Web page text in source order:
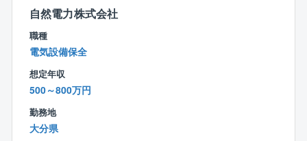
◎問題解決の達成感
設備の故障や不具合が発生した際には、原因を特定
し、迅速に修繕を行うことが求められます。問題を解
決するたびに、自分の知識と経験が活かされたことを
実感でき、達成感を得ることができます。また、故障
ラントの信頼性を向上させることができます。
【同社の魅力】
業界シェアトップクラス：同社はボイラ業界でトップ
クラスのシェアを有しております。
また全国に拠点を設けており、より顧客の近くでニー
ズに応えられるような体制を築いております。
製造から販売までボイラに関するあらゆる事業を手掛
生活の基盤を支える事業をして手掛けております。
また、同社は民生熱エネルギー分野でトップ企業とな
自然電力株式会社
職種
電気設備保全
想定年収
500～800万円
勤務地
大分県